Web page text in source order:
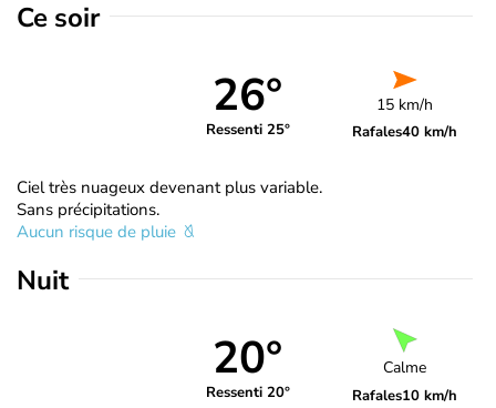
Ce soir
26°
Ressenti 25°
15 km/h
Rafales40 km/h
Ciel très nuageux devenant plus variable.
Sans précipitations.
Aucun risque de pluie
Nuit
20°
Ressenti 20°
Calme
Rafales10 km/h